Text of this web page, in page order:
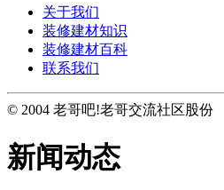
关于我们
装修建材知识
装修建材百科
联系我们
© 2004 老哥吧!老哥交流社区股份
新闻动态